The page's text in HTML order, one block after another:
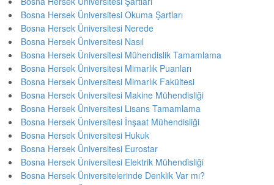
Bosna Hersek Üniversitesi Okuma Şartları
Bosna Hersek Üniversitesi Nerede
Bosna Hersek Üniversitesi Nasıl
Bosna Hersek Üniversitesi Mühendislik Tamamlama
Bosna Hersek Üniversitesi Mimarlık Puanları
Bosna Hersek Üniversitesi Mimarlık Fakültesi
Bosna Hersek Üniversitesi Makine Mühendisliği
Bosna Hersek Üniversitesi Lisans Tamamlama
Bosna Hersek Üniversitesi İnşaat Mühendisliği
Bosna Hersek Üniversitesi Hukuk
Bosna Hersek Üniversitesi Eurostar
Bosna Hersek Üniversitesi Elektrik Mühendisliği
Bosna Hersek Üniversitelerinde Denklik Var mı?